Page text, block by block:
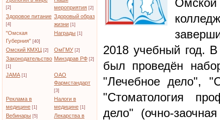
[2]
мероприятия [2]
Здоровое питание
[4]
Здоровый образ
жизни [1]
"Омская
Губерния" [40]
Награды [1]
Омский КМХЦ [2] ОмГМУ [2]
Законодательство
[1]
Минздрав РФ [2]
JAMA [1]
ОАО
Фармстандарт
[3]
Реклама в
медицине [1]
Налоги в
медицине [1]
Вебинары [5]
Лекарства в
2018 учебный год.
был проведён
"Лечебное дело",
"Стоматология
дело" (очно-